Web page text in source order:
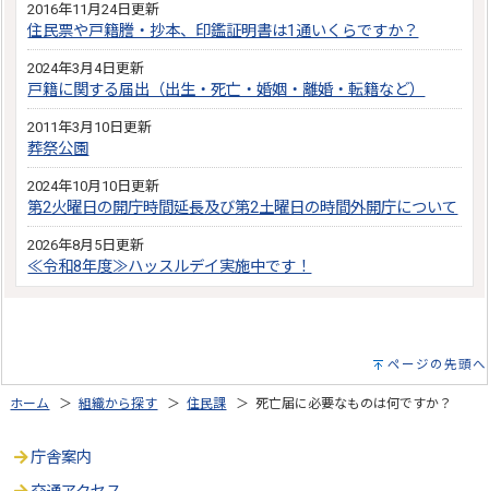
2016年11月24日更新
住民票や戸籍謄・抄本、印鑑証明書は1通いくらですか？
2024年3月4日更新
戸籍に関する届出（出生・死亡・婚姻・離婚・転籍など）
2011年3月10日更新
葬祭公園
2024年10月10日更新
第2火曜日の開庁時間延長及び第2土曜日の時間外開庁について
2026年8月5日更新
≪令和8年度≫ハッスルデイ実施中です！
ページの先頭へ
ホーム ＞組織から探す ＞住民課 ＞ 死亡届に必要なものは何ですか？
庁舎案内